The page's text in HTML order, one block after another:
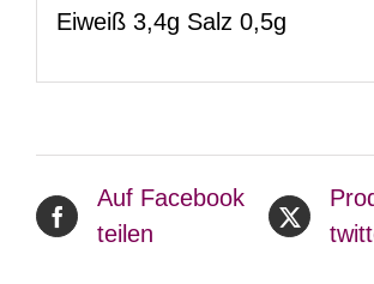
Eiweiß 3,4g Salz 0,5g
Auf Facebook
teilen